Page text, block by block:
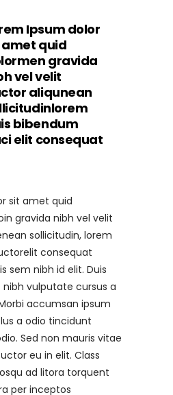
Ipsum dolor
quid
gravida
vel velit
aliqunean
bibendum
elit consequat
sit amet quid
gravida nibh vel velit
sollicitudin, lorem
consequat
sem nibh id elit. Duis
vulputate cursus a
accumsan ipsum
a odio tincidunt
Sed non mauris vitae
eu in elit. Class
ad litora torquent
per inceptos